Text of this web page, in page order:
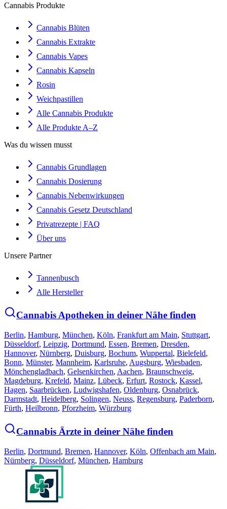
Cannabis Produkte
Cannabis Blüten
Cannabis Extrakte
Cannabis Vapes
Cannabis Kapseln
Rosin
Weichpastillen
Alle Cannabis Produkte
Alle Produkte A–Z
Was du wissen musst
Cannabis Grundlagen
Cannabis Dosierung
Cannabis Nebenwirkungen
Cannabis Gesetz Deutschland
Privatrezepte | FAQ
Über uns
Unsere Partner
Tannenbusch
Alle Hersteller
Cannabis Apotheken in deiner Nähe finden
Berlin, Hamburg, München, Köln, Frankfurt am Main, Stuttgart,
Düsseldorf, Leipzig, Dortmund, Essen, Bremen, Dresden,
Hannover, Nürnberg, Duisburg, Bochum, Wuppertal, Bielefeld,
Bonn, Münster, Mannheim, Karlsruhe, Augsburg, Wiesbaden,
Mönchengladbach, Gelsenkirchen, Aachen, Braunschweig,
Magdeburg, Krefeld, Mainz, Lübeck, Erfurt, Rostock, Kassel,
Hagen, Saarbrücken, Ludwigshafen, Oldenburg, Osnabrück,
Darmstadt, Heidelberg, Solingen, Neuss, Regensburg, Paderborn,
Fürth, Heilbronn, Pforzheim, Würzburg
Cannabis Ärzte in deiner Nähe finden
Berlin, Dortmund, Bremen, Hannover, Köln, Offenbach am Main,
Nürnberg, Düsseldorf, München, Hamburg